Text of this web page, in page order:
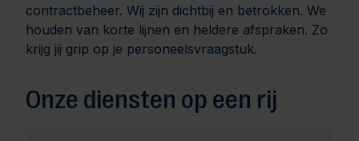
contractbeheer. Wij zijn dichtbij en betrokken. We
houden van korte lijnen en heldere afspraken. Zo
krijg jij grip op je personeelsvraagstuk.
Onze diensten op een rij